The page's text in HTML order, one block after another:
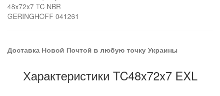
48x72x7 TC NBR
GERINGHOFF 041261
Доставка Новой Почтой в любую точку Украины
Характеристики TC48x72x7 EXL